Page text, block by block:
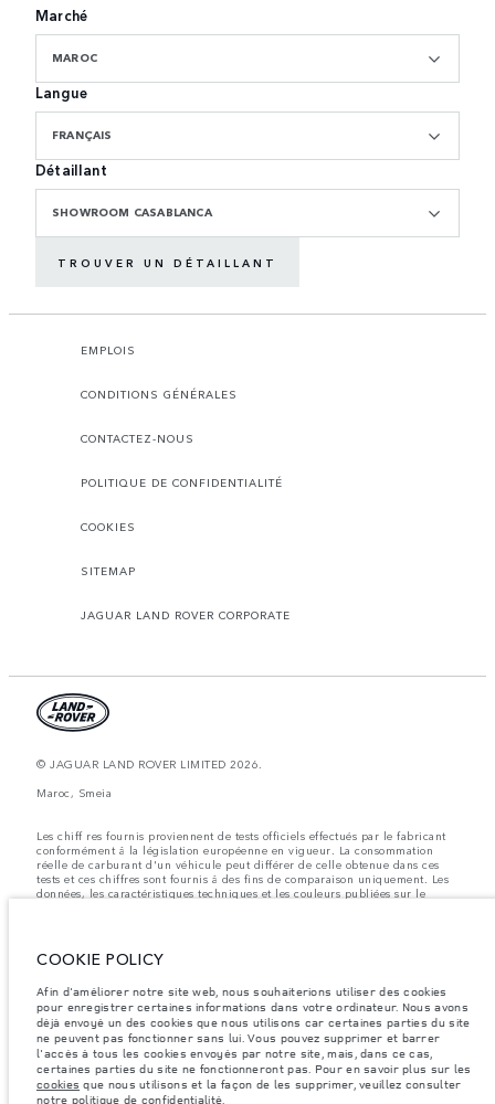
Marché
MAROC
Langue
FRANÇAIS
Détaillant
SHOWROOM CASABLANCA
TROUVER UN DÉTAILLANT
EMPLOIS
CONDITIONS GÉNÉRALES
CONTACTEZ-NOUS
POLITIQUE DE CONFIDENTIALITÉ
COOKIES
SITEMAP
JAGUAR LAND ROVER CORPORATE
© JAGUAR LAND ROVER LIMITED 2026.
Maroc, Smeia
Les chiff res fournis proviennent de tests officiels effectués par le fabricant
conformément å la législation européenne en vigueur. La consommation
réelle de carburant d'un véhicule peut différer de celle obtenue dans ces
tests et ces chiffres sont fournis å des fins de comparaison uniquement. Les
données, les caractéristiques techniques et les couleurs publiées sur le
Les poids indiqués correspondent à des spécifications de véhicule standard.
affecteront la charge utile. Assurez-vous que le poids total en charge du
véhicule, les charges maximales par essieu et la charge utile ne sont pas
dépassés lorsque vous chargez des accessoires, des occupants, des liquides
et des carburants.
Remarque importante sur les images et les spécifications.La pénurie
mondiale de semi-conducteurs affecte actuellement les spécifications de
construction des véhicules, la disponibilité des options et les délais de
COOKIE POLICY
Afin d'améliorer notre site web, nous souhaiterions utiliser des cookies
pour enregistrer certaines informations dans votre ordinateur. Nous avons
déjà envoyé un des cookies que nous utilisons car certaines parties du site
ne peuvent pas fonctionner sans lui. Vous pouvez supprimer et barrer
l'accès à tous les cookies envoyés par notre site, mais, dans ce cas,
certaines parties du site ne fonctionneront pas. Pour en savoir plus sur les
cookies que nous utilisons et la façon de les supprimer, veuillez consulter
notre politique de confidentialité.